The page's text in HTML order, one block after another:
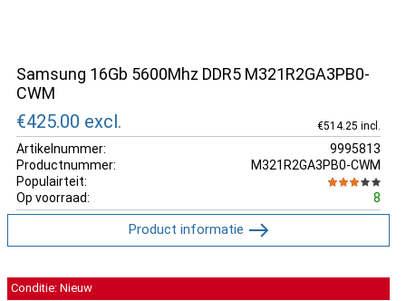
Samsung 16Gb 5600Mhz DDR5 M321R2GA3PB0-
CWM
€425.00 excl. €514.25 incl.
Artikelnummer:
9995813
Productnummer:
M321R2GA3PB0-CWM
Populairteit:
Op voorraad:
8
Product informatie
Conditie: Nieuw